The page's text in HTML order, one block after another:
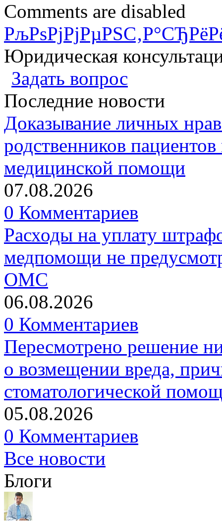
Comments are disabled
Юридическая
Задать вопрос
Последние новости
Доказывание личных
родственников
медицинской помощи
07.08.2026
0 Комментариев
Расходы на уплату
медпомощи не
ОМС
06.08.2026
0 Комментариев
Пересмотрено решение
о возмещении вреда,
стоматологической
05.08.2026
0 Комментариев
Все новости
Блоги